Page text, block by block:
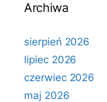
Archiwa
sierpień 2026
lipiec 2026
czerwiec 2026
maj 2026